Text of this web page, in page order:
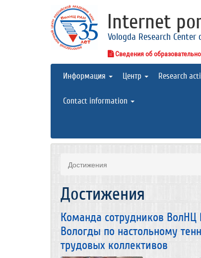
Internet
Vologda Research
Сведения об
Информация Центр Research
Contact information
Достижения
Достижения
Команда сотрудников
Вологды по настольному
трудовых коллективов